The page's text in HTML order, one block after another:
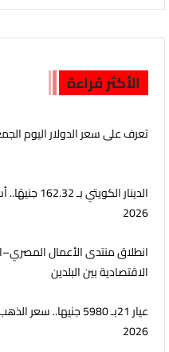
الأكثر قراءة
تعرف على سعر الدولار اليوم الجمعة 7 أغسطس
2026
انطلاق منتدى الأعمال
الاقتصادية بين البلدين
2026